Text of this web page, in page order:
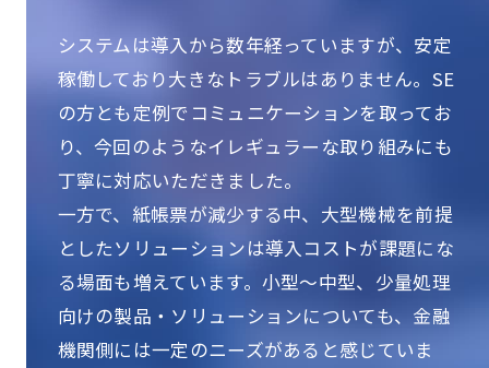
システムは導入から数年経っていますが、安定
稼働しており大きなトラブルはありません。SE
の方とも定例でコミュニケーションを取ってお
り、今回のようなイレギュラーな取り組みにも
丁寧に対応いただきました。
一方で、紙帳票が減少する中、大型機械を前提
としたソリューションは導入コストが課題にな
る場面も増えています。小型～中型、少量処理
向けの製品・ソリューションについても、金融
機関側には一定のニーズがあると感じていま